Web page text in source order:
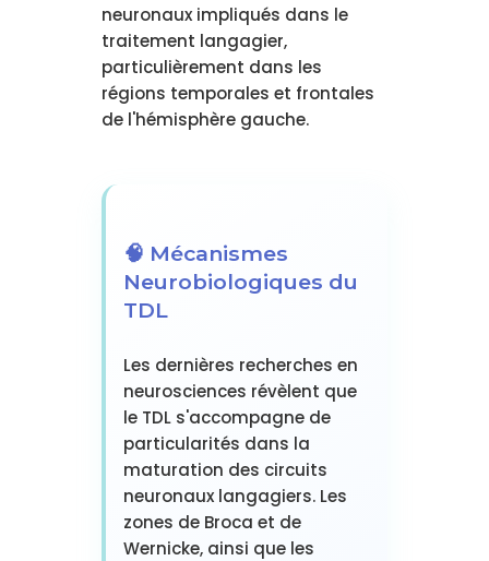
neuronaux impliqués dans le
traitement langagier,
particulièrement dans les
régions temporales et frontales
de l'hémisphère gauche.
🧠 Mécanismes
Neurobiologiques du
TDL
Les dernières recherches en
neurosciences révèlent que
le TDL s'accompagne de
particularités dans la
maturation des circuits
neuronaux langagiers. Les
zones de Broca et de
Wernicke, ainsi que les